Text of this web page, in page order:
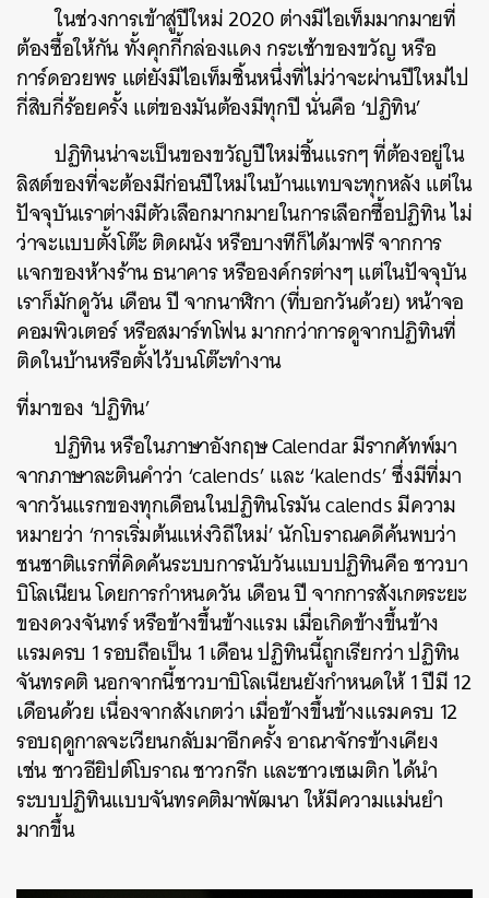
ในช่วงการเข้าสู่ปีใหม่2020ต่างมีไอเท็มมากมายที่
ต้องซื้อให้กันทั้งคุกกี้กล่องแดงกระเช้าของขวัญหรือ
การ์ดอวยพรแต่ยังมีไอเท็มชิ้นหนึ่งที่ไม่ว่าจะผ่านปีใหม่ไป
กี่สิบกี่ร้อยครั้งแต่ของมันต้องมีทุกปีนั่นคือ‘ปฏิทิน’
ปฏิทินน่าจะเป็นของขวัญปีใหม่ชิ้นแรกๆ ที่ต้องอยู่ใน
ลิสต์ของที่จะต้องมีก่อนปีใหม่ในบ้านแทบจะทุกหลังแต่ใน
ปัจจุบันเราต่างมีตัวเลือกมากมายในการเลือกซื้อปฏิทินไม่
ว่าจะแบบตั้งโต๊ะติดผนังหรือบางทีก็ได้มาฟรี จากการ
แจกของห้างร้าน ธนาคาร หรือองค์กรต่างๆ แต่ในปัจจุบัน
เราก็มักดูวัน เดือน ปี จากนาฬิกา (ที่บอกวันด้วย) หน้าจอ
คอมพิวเตอร์ หรือสมาร์ทโฟน มากกว่าการดูจากปฏิทินที่
ติดในบ้านหรือตั้งไว้บนโต๊ะทำงาน
ที่มาของ ‘ปฏิทิน’
ปฏิทินหรือในภาษาอังกฤษCalendarมีรากศัทพ์มา
จากภาษาละตินคำว่า ‘calends’และ‘kalends’ซึ่งมีที่มา
จากวันแรกของทุกเดือนในปฏิทินโรมันcalendsมีความ
หมายว่า ‘การเริ่มต้นแห่งวิถีใหม่’นักโบราณคดีค้นพบว่า
ชนชาติแรกที่คิดค้นระบบการนับวันแบบปฏิทินคือชาวบา
บิโลเนียนโดยการกำหนดวันเดือนปีจากการสังเกตระยะ
ของดวงจันทร์หรือข้างขึ้นข้างแรมเมื่อเกิดข้างขึ้นข้าง
แรมครบ 1รอบถือเป็น1เดือนปฏิทินนี้ถูกเรียกว่าปฏิทิน
จันทรคตินอกจากนี้ชาวบาบิโลเนียนยังกำหนดให้1ปีมี12
เดือนด้วยเนื่องจากสังเกตว่าเมื่อข้างขึ้นข้างแรมครบ 12
รอบฤดูกาลจะเวียนกลับมาอีกครั้งอาณาจักรข้างเคียง
เช่นชาวอียิปต์โบราณชาวกรีก และชาวเซเมติกได้นำ
ระบบปฏิทินแบบจันทรคติมาพัฒนาให้มีความแม่นยำ
มากขึ้น